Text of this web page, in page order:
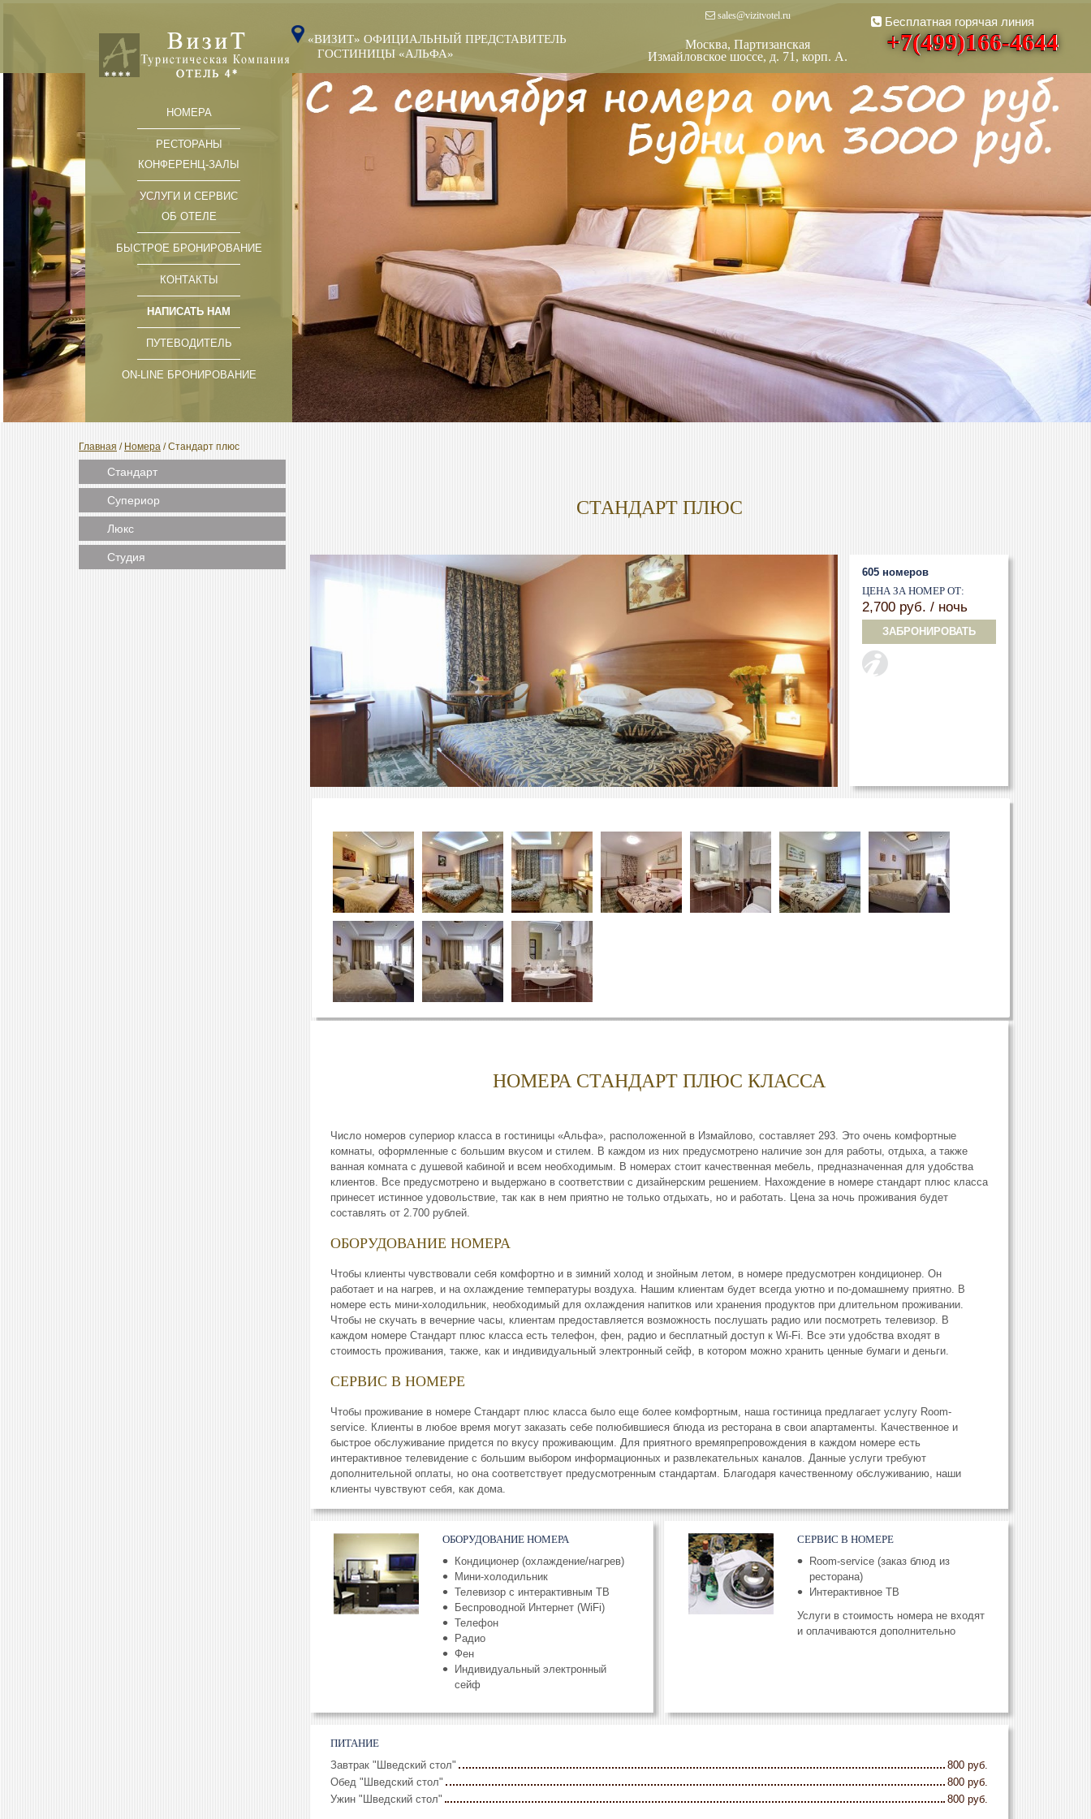
НОМЕРА
РЕСТОРАНЫ
КОНФЕРЕНЦ-ЗАЛЫ
УСЛУГИ И СЕРВИС
ОБ ОТЕЛЕ
БЫСТРОЕ БРОНИРОВАНИЕ
КОНТАКТЫ
НАПИСАТЬ НАМ
ПУТЕВОДИТЕЛЬ
ON-LINE БРОНИРОВАНИЕ
«ВИЗИТ» ОФИЦИАЛЬНЫЙ ПРЕДСТАВИТЕЛЬ
ГОСТИНИЦЫ «АЛЬФА»
sales@vizitvotel.ru
Москва, Партизанская
Измайловское шоссе, д. 71, корп. А.
Бесплатная горячая линия
+7(499)166-4644
Главная / Номера /Стандарт плюс
Стандарт
Супериор
Люкс
Студия
СТАНДАРТ ПЛЮС
605 номеров
ЦЕНА ЗА НОМЕР ОТ:
2,700 руб. / ночь
ЗАБРОНИРОВАТЬ
НОМЕРА СТАНДАРТ ПЛЮС КЛАССА
Число номеров супериор класса в гостиницы «Aльфa», расположенной в Измaйлoвo, составляет 293. Это очень комфортные
комнаты, оформленные с большим вкусом и стилем. В каждом из них предусмотрено наличие зон для работы, отдыха, а также
ванная комната с душевой кабиной и всем необходимым. В номерах стоит качественная мебель, предназначенная для удобства
клиентов. Все предусмотрено и выдержано в соответствии с дизайнерским решением. Нахождение в номере стандарт плюс класса
принесет истинное удовольствие, так как в нем приятно не только отдыхать, но и работать. Цена за ночь проживания будет
составлять от 2.700 рублей.
ОБОРУДОВАНИЕ НОМЕРА
Чтобы клиенты чувствовали себя комфортно и в зимний холод и знойным летом, в номере предусмотрен кондиционер. Он
работает и на нагрев, и на охлаждение температуры воздуха. Нашим клиентам будет всегда уютно и по-домашнему приятно. В
номере есть мини-холодильник, необходимый для охлаждения напитков или хранения продуктов при длительном проживании.
Чтобы не скучать в вечерние часы, клиентам предоставляется возможность послушать радио или посмотреть телевизор. В
каждом номере Стандарт плюс класса есть телефон, фен, радио и бесплатный доступ к Wi-Fi. Все эти удобства входят в
стоимость проживания, также, как и индивидуальный электронный сейф, в котором можно хранить ценные бумаги и деньги.
СЕРВИС В НОМЕРЕ
Чтобы проживание в номере Стандарт плюс класса было еще более комфортным, наша гocтиницa предлагает услугу Room-
service. Клиенты в любое время могут заказать себе полюбившиеся блюда из ресторана в свои апартаменты. Качественное и
быстрое обслуживание придется по вкусу проживающим. Для приятного времяпрепровождения в каждом номере есть
интерактивное телевидение с большим выбором информационных и развлекательных каналов. Данные услуги требуют
дополнительной оплаты, но она соответствует предусмотренным стандартам. Благодаря качественному обслуживанию, наши
клиенты чувствуют себя, как дома.
ОБОРУДОВАНИЕ НОМЕРА
Кондиционер (охлаждение/нагрев)
Мини-холодильник
Телевизор с интерактивным ТВ
Беспроводной Интернет (WiFi)
Телефон
Радио
Фен
Индивидуальный электронный
сейф
СЕРВИС В НОМЕРЕ
Room-service (заказ блюд из
ресторана)
Интерактивное ТВ
Услуги в стоимость номера не входят
и оплачиваются дополнительно
ПИТАНИЕ
Завтрак "Шведский стол"
800 руб.
Обед "Шведский стол"
800 руб.
Ужин "Шведский стол"
800 руб.